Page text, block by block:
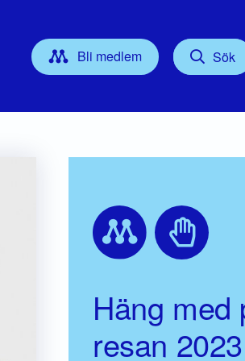
Bli medlem Sök
Kontakt
För dig som
Häng med
resan